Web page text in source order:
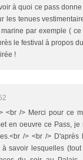
à quoi ce pass
les tenues
par exemple (
le festival à propos
!
<br /> Merci pour ce
en oeuvre ce Pass,
/> <br />
à savoir lesquelles